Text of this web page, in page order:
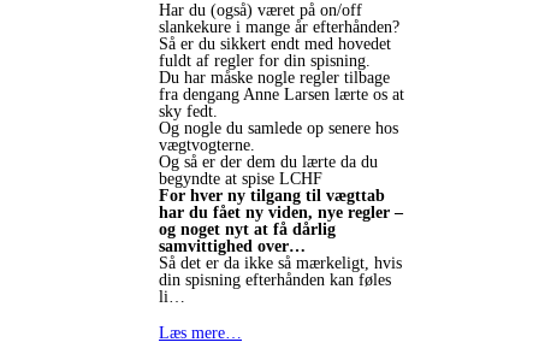
Har du (også) været på on/off
slankekure i mange år efterhånden?
Så er du sikkert endt med hovedet
fuldt af regler for din spisning.
Du har måske nogle regler tilbage
fra dengang Anne Larsen lærte os at
sky fedt.
Og nogle du samlede op senere hos
vægtvogterne.
Og så er der dem du lærte da du
begyndte at spise LCHF
For hver ny tilgang til vægttab
har du fået ny viden, nye regler –
og noget nyt at få dårlig
samvittighed over…
Så det er da ikke så mærkeligt, hvis
din spisning efterhånden kan føles
li…
Læs mere…